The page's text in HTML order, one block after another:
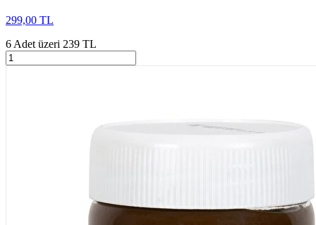
299,00 TL
6 Adet üzeri 239 TL